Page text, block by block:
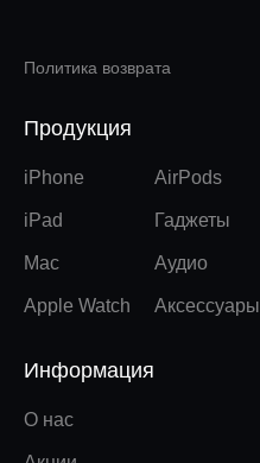
Политика возврата
Продукция
iPhone
iPad
Mac
Apple Watch
AirPods
Гаджеты
Аудио
Аксессуары
Информация
О нас